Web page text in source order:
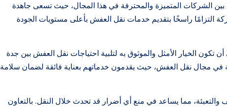
الشركات المتميزة والمحترفة في هذا المجال، حيث تسعى جاهدة
التزامًا راسخًا بتقديم خدمات نقل العفش بأعلى مستويات الجودة
الخيار الأمثل والموثوق به لتلبية احتياجات نقل العفش بين جدة
في مجال نقل العفش، حيث يقدمون خدماتهم بعناية فائقة لضمان سلامة
مما يساعد في منع أي أضرار قد تحدث خلال النقل. بالتعاون